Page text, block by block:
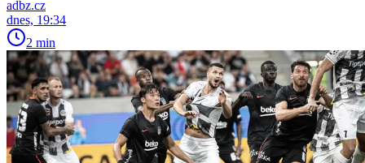
adbz.cz
dnes, 19:34
2 min